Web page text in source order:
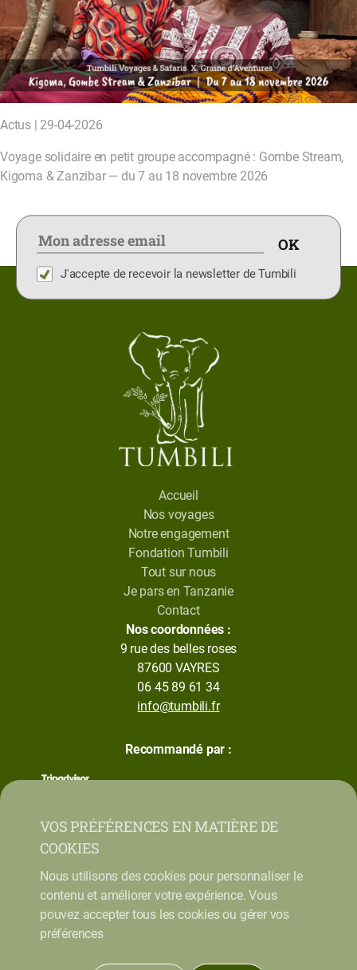
Actus | 29-04-2026
Voyage solidaire en petit groupe accompagné : Gombe Stream,
Kigoma & Zanzibar — du 7 au 18 novembre 2026
J'accepte de recevoir la newsletter de Tumbili
Accueil
Nos voyages
Notre engagement
Fondation Tumbili
Tout sur nous
Je pars en Tanzanie
Contact
Recommandé par :
Nos coordonnées :
9 rue des belles roses
87600 VAYRES
06 45 89 61 34
info@tumbili.fr
VOS PRÉFÉRENCES EN MATIÈRE DE
COOKIES
Nous utilisons des cookies pour personnaliser le
contenu et améliorer votre expérience. Vous
pouvez accepter tous les cookies ou gérer vos
préférences